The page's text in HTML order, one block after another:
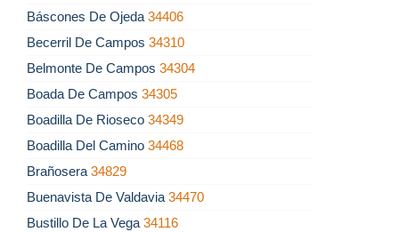
Báscones De Ojeda 34406
Becerril De Campos 34310
Belmonte De Campos 34304
Boada De Campos 34305
Boadilla De Rioseco 34349
Boadilla Del Camino 34468
Brañosera 34829
Buenavista De Valdavia 34470
Bustillo De La Vega 34116